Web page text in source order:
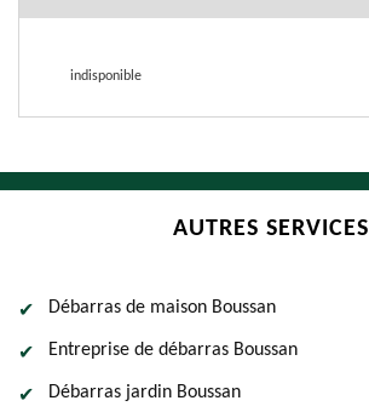
indisponible
AUTRES SERVICES
Débarras de maison Boussan
Entreprise de débarras Boussan
Débarras jardin Boussan